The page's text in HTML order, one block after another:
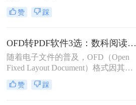
Document）格式作为中国国家标准的
电子发票格式，其重要性逐渐凸显。
将OFD文件转换为更通用的PDF格
式，以便于跨平台共享和阅读。那么
ofd文件如何免费转换成pdf格式呢？
为了帮助大家更好地完成这一任务，
本文将介绍两种免费的方法，让您轻
松实现OFD到PDF的转换。
赞 踩
OFD转PDF软件3选：数科阅读器、在线工具和专业转换器各适合谁！
随着电子文件的普及，OFD（Open
Fixed Layout Document）格式因其在
中国的广泛应用而受到关注。然而，
在某些情况下，用户可能需要将OFD
赞 踩